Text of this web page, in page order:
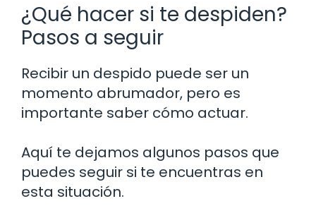
¿Qué hacer si te despiden?
Pasos a seguir
Recibir un despido puede ser un
momento abrumador, pero es
importante saber cómo actuar.
Aquí te dejamos algunos pasos que
puedes seguir si te encuentras en
esta situación.